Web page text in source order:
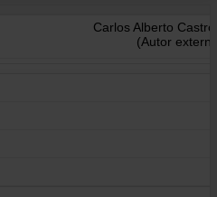
Carlos Alberto
(Autor